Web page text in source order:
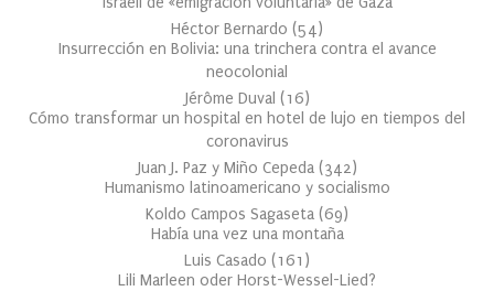
Héctor Bernardo (54)
Insurrección en Bolivia: una trinchera contra el avance
neocolonial
Jérôme Duval (16)
Cómo transformar un hospital en hotel de lujo en tiempos del
coronavirus
Juan J. Paz y Miño Cepeda (342)
Humanismo latinoamericano y socialismo
Koldo Campos Sagaseta (69)
Había una vez una montaña
Luis Casado (161 )
Lili Marleen oder Horst-Wessel-Lied?